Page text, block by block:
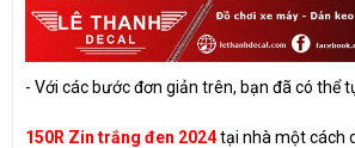
- Với các bước đơn giản trên, bạn đã có thể
150R Zin trắng đen 2024tại nhà một cách